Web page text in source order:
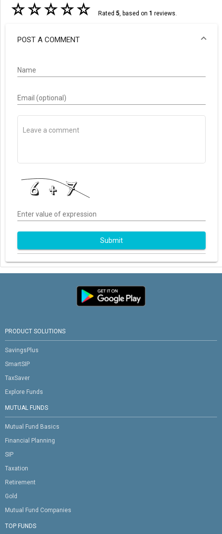
☆☆☆☆☆ Rated 5, based on 1 reviews.
POST A COMMENT
Name
Email (optional)
Enter value of expression
Submit
PRODUCT SOLUTIONS
SavingsPlus
SmartSIP
TaxSaver
Explore Funds
MUTUAL FUNDS
Mutual Fund Basics
Financial Planning
SIP
Taxation
Retirement
Gold
Mutual Fund Companies
TOP FUNDS